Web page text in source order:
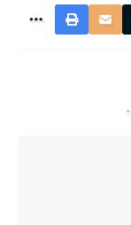
*